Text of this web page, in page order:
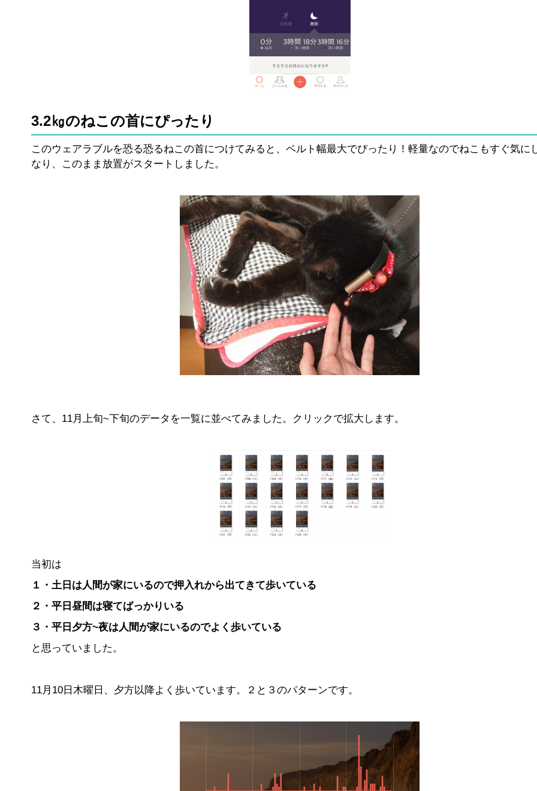
3.2㎏のねこの首にぴったり
このウェアラブルを恐る恐るねこの首につけてみると、ベルト幅最大でぴったり！軽量なのでねこもすぐ気に
なり、このまま放置がスタートしました。
さて、11月上旬~下旬のデータを一覧に並べてみました。クリックで拡大します。
当初は
１・土日は人間が家にいるので押入れから出てきて歩いている
２・平日昼間は寝てばっかりいる
３・平日夕方~夜は人間が家にいるのでよく歩いている
と思っていました。
11月10日木曜日、夕方以降よく歩いています。２と３のパターンです。